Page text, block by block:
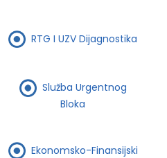
RTG I UZV Dijagnostika
Služba Urgentnog
Bloka
Ekonomsko-Finansijski